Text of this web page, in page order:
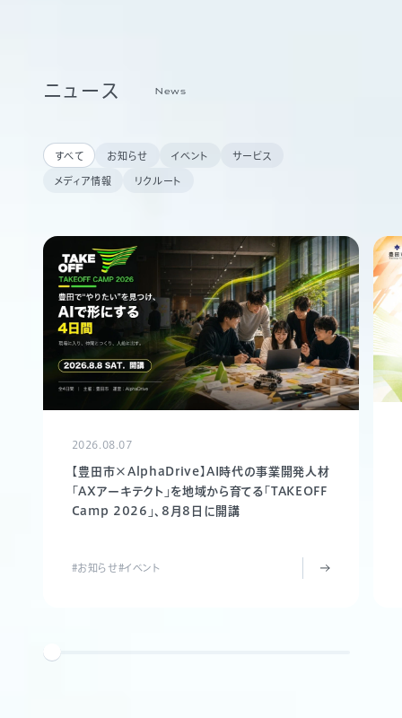
ニュース News
すべて お知らせ イベント サービス
メディア情報 リクルート
2026.08.07
【豊田市×AlphaDrive】AI時代の事業開発人材
「AXアーキテクト」を地域から育てる「TAKEOFF
Camp 2026」、8月8日に開講
#お知らせ#イベント